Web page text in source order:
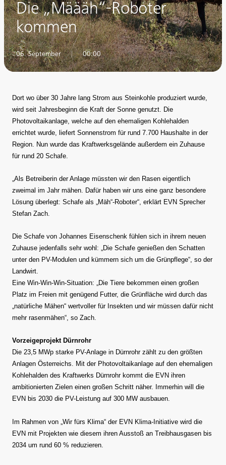
Die „Määäh“-Roboter
kommen
06. September | 00:00
Dort wo über 30 Jahre lang Strom aus Steinkohle produziert wurde,
wird seit Jahresbeginn die Kraft der Sonne genutzt. Die
Photovoltaikanlage, welche auf den ehemaligen Kohlehalden
errichtet wurde, liefert Sonnenstrom für rund 7.700 Haushalte in der
Region. Nun wurde das Kraftwerksgelände außerdem ein Zuhause
für rund 20 Schafe.
„Als Betreiberin der Anlage müssten wir den Rasen eigentlich
zweimal im Jahr mähen. Dafür haben wir uns eine ganz besondere
Lösung überlegt: Schafe als „Mäh“-Roboter“, erklärt EVN Sprecher
Stefan Zach.
Die Schafe von Johannes Eisenschenk fühlen sich in ihrem neuen
Zuhause jedenfalls sehr wohl: „Die Schafe genießen den Schatten
unter den PV-Modulen und kümmern sich um die Grünpflege“, so der
Landwirt.
Eine Win-Win-Win-Situation: „Die Tiere bekommen einen großen
Platz im Freien mit genügend Futter, die Grünfläche wird durch das
„natürliche Mähen“ wertvoller für Insekten und wir müssen dafür nicht
mehr rasenmähen“, so Zach.
Vorzeigeprojekt Dürnrohr
Die 23,5 MWp starke PV-Anlage in Dürnrohr zählt zu den größten
Anlagen Österreichs. Mit der Photovoltaikanlage auf den ehemaligen
Kohlehalden des Kraftwerks Dürnrohr kommt die EVN ihren
ambitionierten Zielen einen großen Schritt näher. Immerhin will die
EVN bis 2030 die PV-Leistung auf 300 MW ausbauen.
Im Rahmen von „Wir fürs Klima“ der EVN Klima-Initiative wird die
EVN mit Projekten wie diesem ihren Ausstoß an Treibhausgasen bis
2034 um rund 60 % reduzieren.